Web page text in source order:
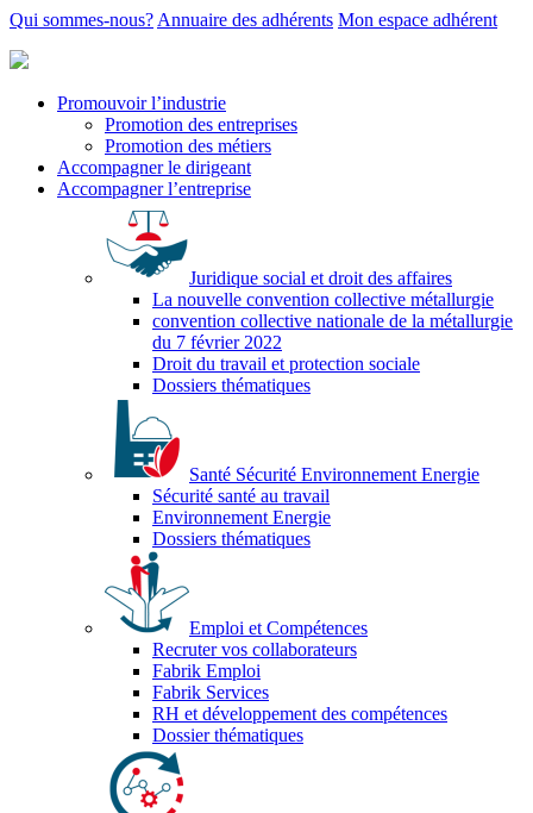
Qui sommes-nous? Annuaire des adhérents Mon espace adhérent
Promouvoir l’industrie
Promotion des entreprises
Promotion des métiers
Accompagner le dirigeant
Accompagner l’entreprise
Juridique social et droit des affaires
La nouvelle convention collective métallurgie
convention collective nationale de la métallurgie
du 7 février 2022
Droit du travail et protection sociale
Dossiers thématiques
Santé Sécurité Environnement Energie
Sécurité santé au travail
Environnement Energie
Dossiers thématiques
Emploi et Compétences
Recruter vos collaborateurs
Fabrik Emploi
Fabrik Services
RH et développement des compétences
Dossier thématiques